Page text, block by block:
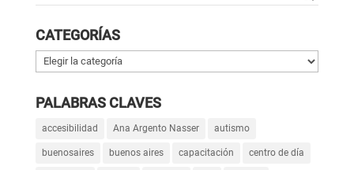
CATEGORÍAS
Categorías
PALABRAS CLAVES
accesibilidad Ana Argento Nasser autismo
buenosaires buenos aires capacitación centro de día